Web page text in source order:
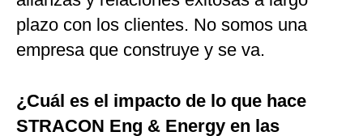
plazo con los clientes. No somos una
empresa que construye y se va.
¿Cuál es el impacto de lo que hace
STRACON Eng & Energy en las